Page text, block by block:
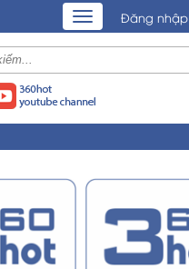
TOGGLE
NAVIGATION
Đăng nhập